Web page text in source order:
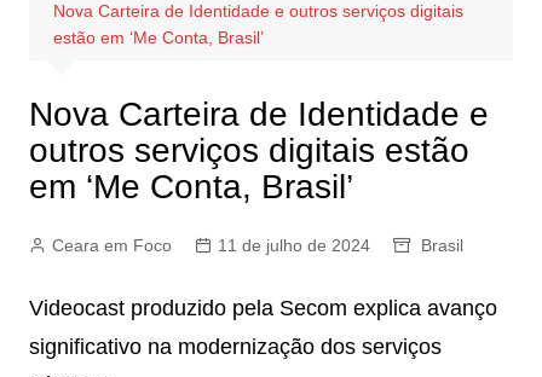
Nova Carteira de Identidade e outros serviços digitais
estão em ‘Me Conta, Brasil’
Nova Carteira de Identidade e
outros serviços digitais estão
em ‘Me Conta, Brasil’
Ceara em Foco 11 de julho de 2024 Brasil
Videocast produzido pela Secom explica avanço
significativo na modernização dos serviços